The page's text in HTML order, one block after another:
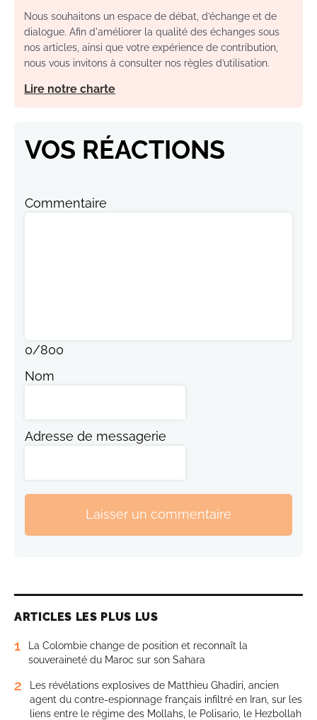
Nous souhaitons un espace de débat, d’échange et de
dialogue. Afin d'améliorer la qualité des échanges sous
nos articles, ainsi que votre expérience de contribution,
nous vous invitons à consulter nos règles d’utilisation.
Lire notre charte
VOS RÉACTIONS
Commentaire
0/800
Nom
Adresse de messagerie
Laisser un commentaire
ARTICLES LES PLUS LUS
1
La Colombie change de position et reconnaît la
souveraineté du Maroc sur son Sahara
2
Les révélations explosives de Matthieu Ghadiri, ancien
agent du contre-espionnage français infiltré en Iran, sur les
liens entre le régime des Mollahs, le Polisario, le Hezbollah